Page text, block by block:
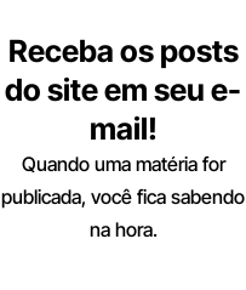
Receba os posts
do site em seu e-
mail!
Quando uma matéria for
publicada, você fica sabendo
na hora.